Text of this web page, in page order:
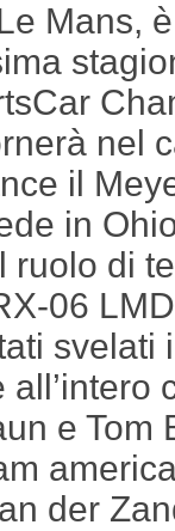
Mans,
nel
il
in
ruolo di
06
svelati
e Tom
der